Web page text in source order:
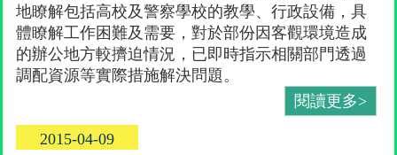
地瞭解包括高校及警察學校的教學、行政設備，具
體瞭解工作困難及需要，對於部份因客觀環境造成
的辦公地方較擠迫情況，已即時指示相關部門透過
調配資源等實際措施解決問題。
閱讀更多>
2015-04-09